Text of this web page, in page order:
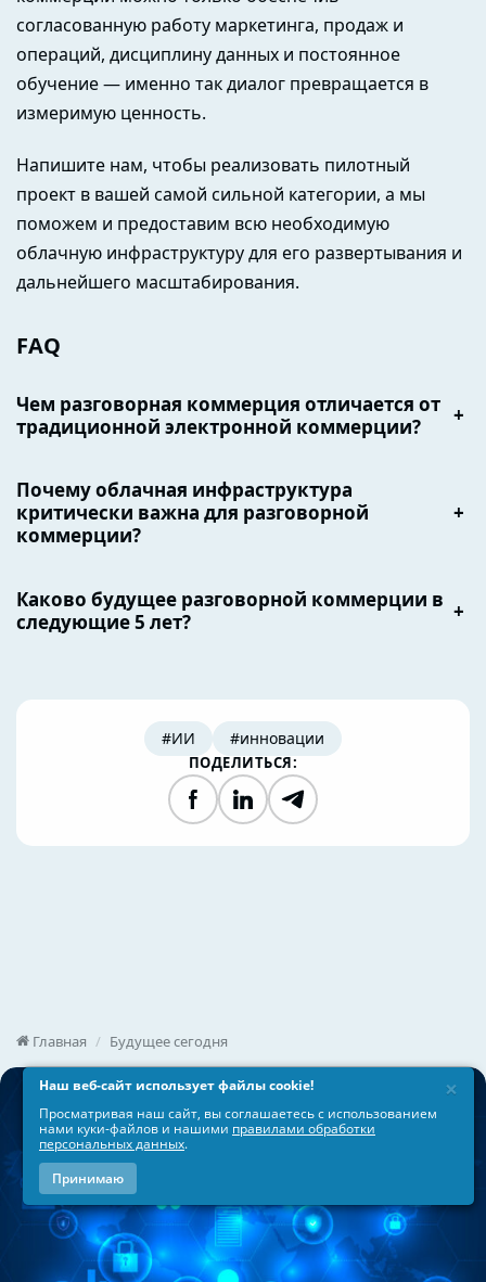
согласованную работу маркетинга, продаж и
операций, дисциплину данных и постоянное
обучение — именно так диалог превращается в
измеримую ценность.
Напишите нам, чтобы реализовать пилотный
проект в вашей самой сильной категории, а мы
поможем и предоставим всю необходимую
облачную инфраструктуру для его развертывания и
дальнейшего масштабирования.
FAQ
Чем разговорная коммерция отличается от
традиционной электронной коммерции?
+
Почему облачная инфраструктура
критически важна для разговорной
коммерции?
+
Каково будущее разговорной коммерции в
следующие 5 лет?
+
#ИИ #инновации
ПОДЕЛИТЬСЯ:
FacebookLinkedInTelegram
×
Наш веб-сайт использует файлы cookie!
Просматривая наш сайт, вы соглашаетесь с использованием
нами куки-файлов и нашими правилами обработки
персональных данных.
Принимаю